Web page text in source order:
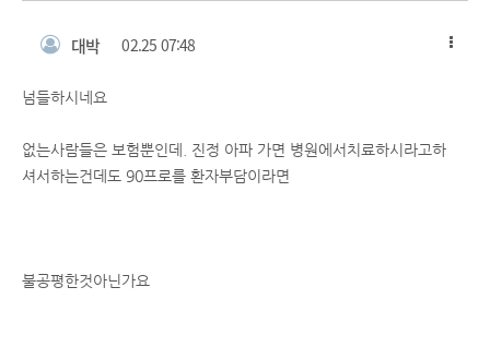
대박 02.25 07:48
넘들하시네요
없는사람들은 보험뿐인데. 진정 아파 가면 병원에서치료하시라고하
셔서하는건데도 90프로를 환자부담이라면
불공평한것아닌가요